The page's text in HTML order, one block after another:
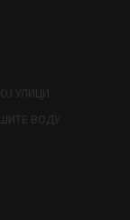
УЛИЦИ
ВОДУ